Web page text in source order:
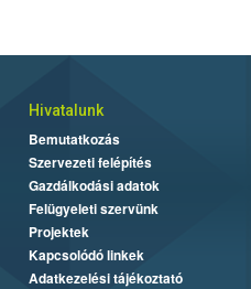
Hivatalunk
Bemutatkozás
Szervezeti felépítés
Gazdálkodási adatok
Felügyeleti szervünk
Projektek
Kapcsolódó linkek
Adatkezelési tájékoztató